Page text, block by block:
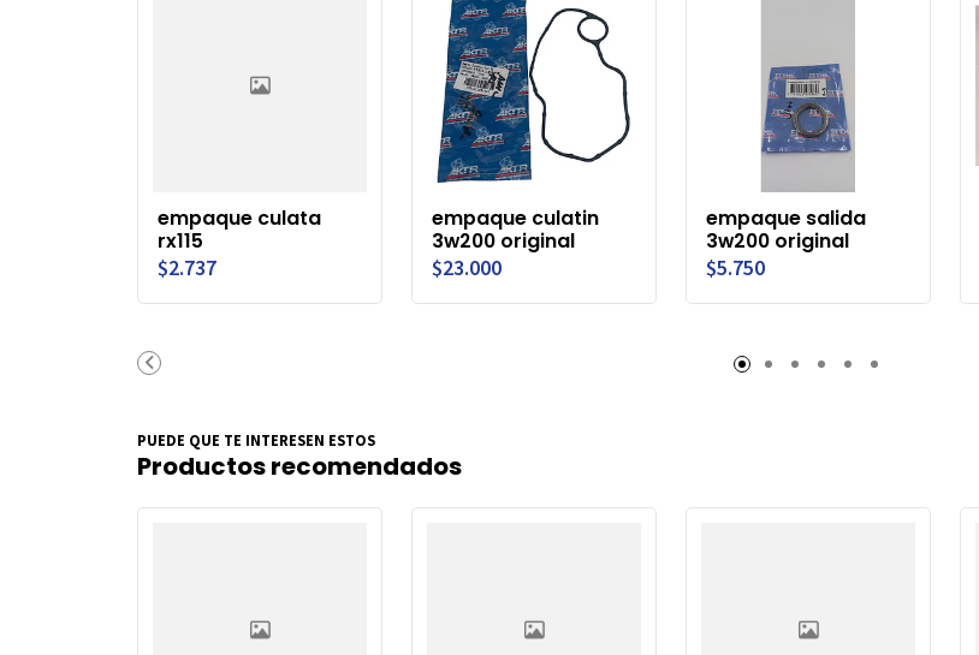
empaque culata
rx115
$2.737
empaque culatin
3w200 original
$23.000
empaque salida
3w200 original
$5.750
PUEDE QUE TE INTERESEN ESTOS
Productos recomendados